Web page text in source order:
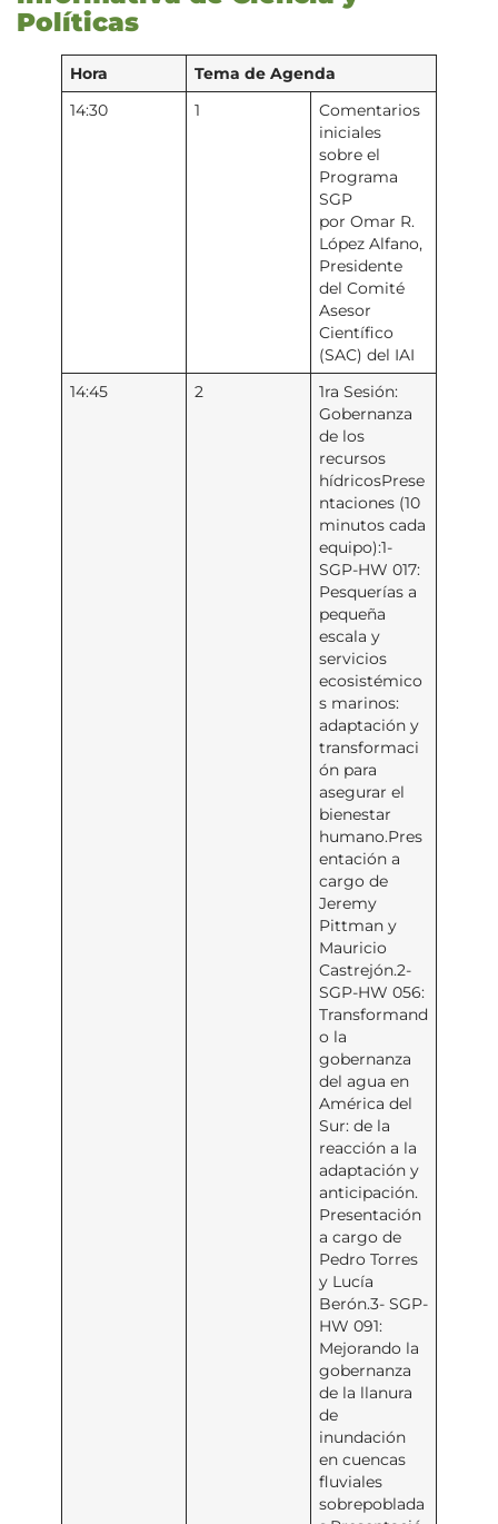
Políticas
Hora Tema de Agenda
14:30 1
Comentarios
iniciales
sobre el
Programa
SGP
por Omar R.
López Alfano,
Presidente
del Comité
Asesor
Científico
(SAC) del IAI
14:45 2
1ra Sesión:
Gobernanza
de los
recursos
hídricosPrese
ntaciones (10
minutos cada
equipo):1-
SGP-HW 017:
Pesquerías a
pequeña
escala y
servicios
ecosistémico
s marinos:
adaptación y
transformaci
ón para
asegurar el
bienestar
humano.Pres
entación a
cargo de
Jeremy
Pittman y
Mauricio
Castrejón.2-
SGP-HW 056:
Transformand
o la
gobernanza
del agua en
América del
Sur: de la
reacción a la
adaptación y
anticipación.
Presentación
a cargo de
Pedro Torres
y Lucía
Berón.3- SGP-
HW 091:
Mejorando la
gobernanza
de la llanura
de
inundación
en cuencas
fluviales
sobrepoblada